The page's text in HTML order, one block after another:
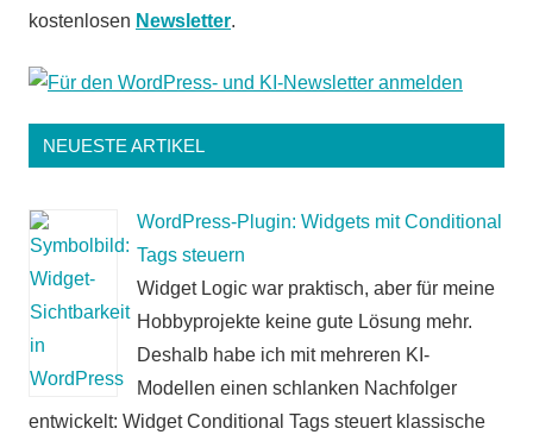
kostenlosen Newsletter.
NEUESTE ARTIKEL
WordPress-Plugin: Widgets mit Conditional
Tags steuern
Widget Logic war praktisch, aber für meine
Hobbyprojekte keine gute Lösung mehr.
Deshalb habe ich mit mehreren KI-
Modellen einen schlanken Nachfolger
entwickelt: Widget Conditional Tags steuert klassische